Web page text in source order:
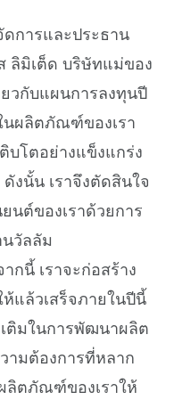
การและประธาน
ลิมิเต็ด บริษัทแม่ของ
วกับแผนการลงทุนปี
นผลิตภัณฑ์ของเรา
บโตอย่างแข็งแกร่ง
งนั้น เราจึงตัดสินใจ
นต์ของเราด้วยการ
นวัลลัม
กนี้ เราจะก่อสร้าง
แล้วเสร็จภายในปีนี้
ติมในการพัฒนาผลิต
มต้องการที่หลาก
ลิตภัณฑ์ของเราให้